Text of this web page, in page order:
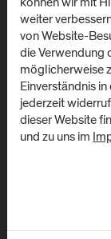
weiter
von Website-
die Verwendung
möglicherweise
Einverständnis
jederzeit
dieser Website
und zu uns im